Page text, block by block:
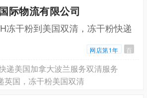
际物流有限公司
冻干粉到美国双清，冻干粉快递
网店第1年 百
递美国加拿大波兰服务双清服务
英国，冻干粉美国双清